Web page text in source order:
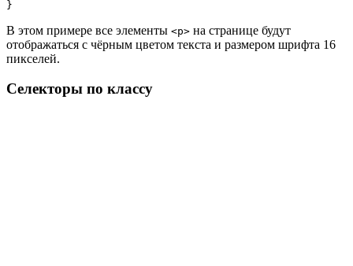
В этом примере все элементы <p> на странице будут
отображаться с чёрным цветом текста и размером шрифта 16
пикселей.
Селекторы по классу